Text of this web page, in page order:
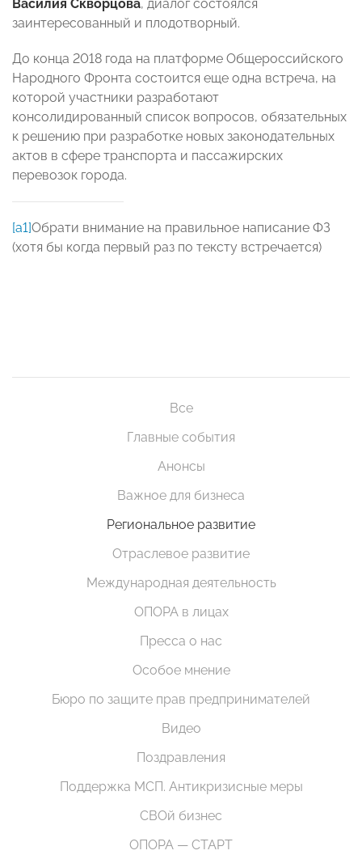
Василия Скворцова, диалог состоялся
заинтересованный и плодотворный.
До конца 2018 года на платформе Общероссийского
Народного Фронта состоится еще одна встреча, на
которой участники разработают
консолидированный список вопросов, обязательных
к решению при разработке новых законодательных
актов в сфере транспорта и пассажирских
перевозок города.
[a1]Обрати внимание на правильное написание ФЗ
(хотя бы когда первый раз по тексту встречается)
Все
Главные события
Анонсы
Важное для бизнеса
Региональное развитие
Отраслевое развитие
Международная деятельность
ОПОРА в лицах
Пресса о нас
Особое мнение
Бюро по защите прав предпринимателей
Видео
Поздравления
Поддержка МСП. Антикризисные меры
СВОй бизнес
ОПОРА — СТАРТ